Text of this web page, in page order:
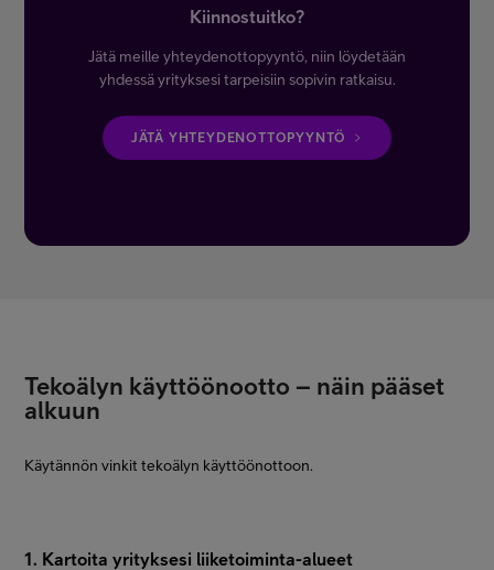
Kiinnostuitko?
Jätä meille yhteydenottopyyntö, niin löydetään
yhdessä yrityksesi tarpeisiin sopivin ratkaisu.
JÄTÄ YHTEYDENOTTOPYYNTÖ
Tekoälyn käyttöönootto – näin pääset
alkuun
Käytännön vinkit tekoälyn käyttöönottoon.
1. Kartoita yrityksesi liiketoiminta-alueet